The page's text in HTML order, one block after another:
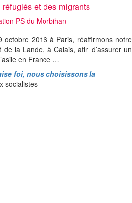
et des migrants
PS du Morbihan
octobre 2016 à Paris, réaffirmons notre
la Lande, à Calais, afin d’assurer un
en France …
foi, nous choisissons la
socialistes